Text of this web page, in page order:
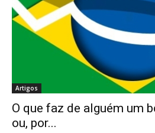
Artigos
O que faz de alguém um
ou, por...